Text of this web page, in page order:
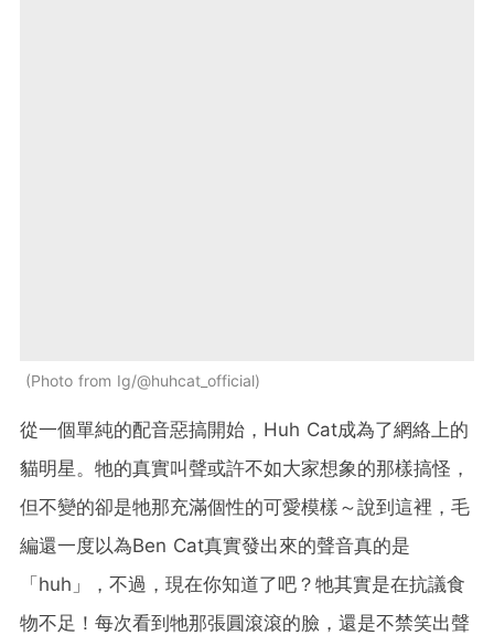
Photo from Ig/@huhcat_official
從一個單純的配音惡搞開始，Huh Cat成為了網絡上的
貓明星。牠的真實叫聲或許不如大家想象的那樣搞怪，
但不變的卻是牠那充滿個性的可愛模樣～說到這裡，毛
編還一度以為Ben Cat真實發出來的聲音真的是
「huh」，不過，現在你知道了吧？牠其實是在抗議食
物不足！每次看到牠那張圓滾滾的臉，還是不禁笑出聲